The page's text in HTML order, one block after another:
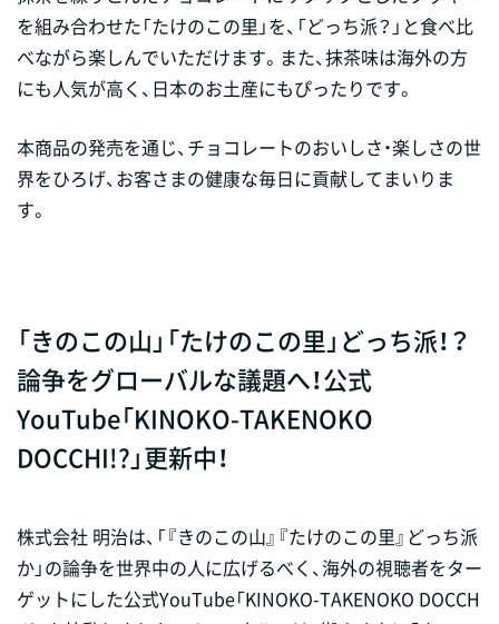
を組み合わせた「たけのこの里」を、「どっち派？」と食べ比
べながら楽しんでいただけます。また、抹茶味は海外の方
にも人気が高く、日本のお土産にもぴったりです。
本商品の発売を通じ、チョコレートのおいしさ・楽しさの世
界をひろげ、お客さまの健康な毎日に貢献してまいりま
す。
「きのこの山」「たけのこの里」どっち派！？
論争をグローバルな議題へ！公式
YouTube「KINOKO-TAKENOKO
DOCCHI!?」更新中！
株式会社 明治は、「『きのこの山』『たけのこの里』どっち派
か」の論争を世界中の人に広げるべく、海外の視聴者をター
ゲットにした公式YouTube「KINOKO-TAKENOKO DOCCH